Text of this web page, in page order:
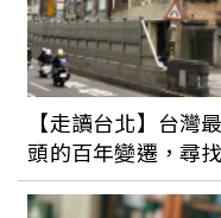
【走讀台北】台灣
頭的百年變遷，尋